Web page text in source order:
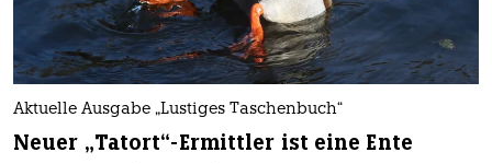
Aktuelle Ausgabe „Lustiges Taschenbuch“
Neuer „Tatort“-Ermittler ist eine Ente